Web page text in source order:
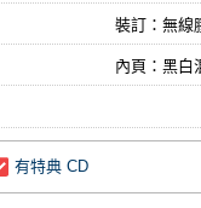
裝訂：無線
內頁：黑白
有特典 CD